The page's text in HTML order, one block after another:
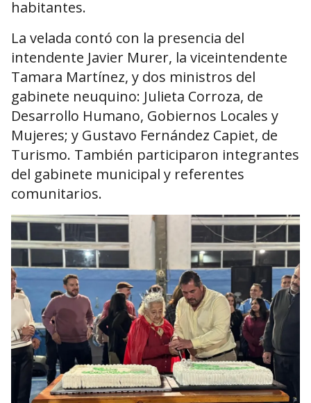
habitantes.
La velada contó con la presencia del
intendente Javier Murer, la viceintendente
Tamara Martínez, y dos ministros del
gabinete neuquino: Julieta Corroza, de
Desarrollo Humano, Gobiernos Locales y
Mujeres; y Gustavo Fernández Capiet, de
Turismo. También participaron integrantes
del gabinete municipal y referentes
comunitarios.